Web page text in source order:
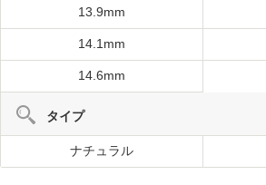
13.9mm
14.1mm
14.6mm
タイプ
ナチュラル